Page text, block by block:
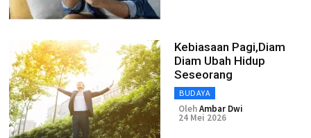
Kebiasaan Pagi,Diam
Diam Ubah Hidup
Seseorang
BUDAYA
OlehAmbar Dwi
24 Mei 2026